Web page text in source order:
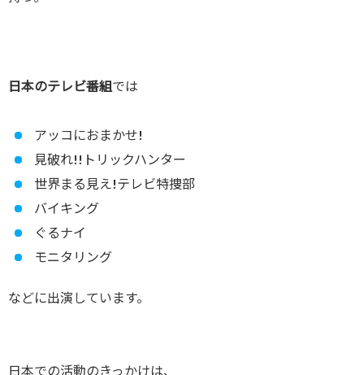
日本のテレビ番組では
アッコにおまかせ!
見破れ!!トリックハンター
世界まる見え!テレビ特捜部
バイキング
ぐるナイ
モニタリング
などに出演しています。
日本での活動のきっかけは、